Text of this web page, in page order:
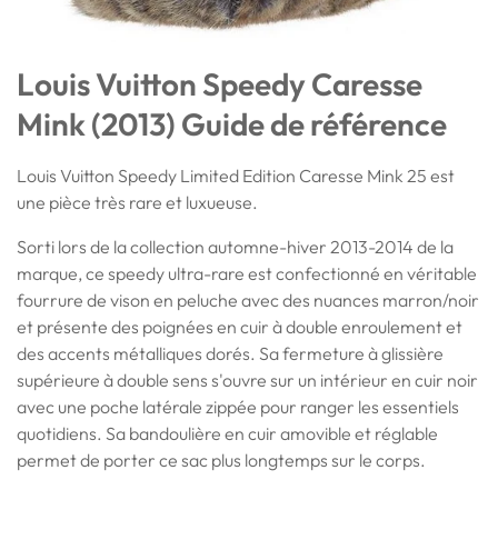
Louis Vuitton Speedy Caresse
Mink (2013) Guide de référence
Louis Vuitton Speedy Limited Edition Caresse Mink 25 est
une pièce très rare et luxueuse.
Sorti lors de la collection automne-hiver 2013-2014 de la
marque, ce speedy ultra-rare est confectionné en véritable
fourrure de vison en peluche avec des nuances marron/noir
et présente des poignées en cuir à double enroulement et
des accents métalliques dorés. Sa fermeture à glissière
supérieure à double sens s'ouvre sur un intérieur en cuir noir
avec une poche latérale zippée pour ranger les essentiels
quotidiens. Sa bandoulière en cuir amovible et réglable
permet de porter ce sac plus longtemps sur le corps.